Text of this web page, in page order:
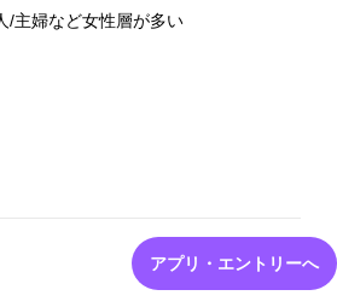
/主婦など女性層が多い
アプリ・エントリーへ